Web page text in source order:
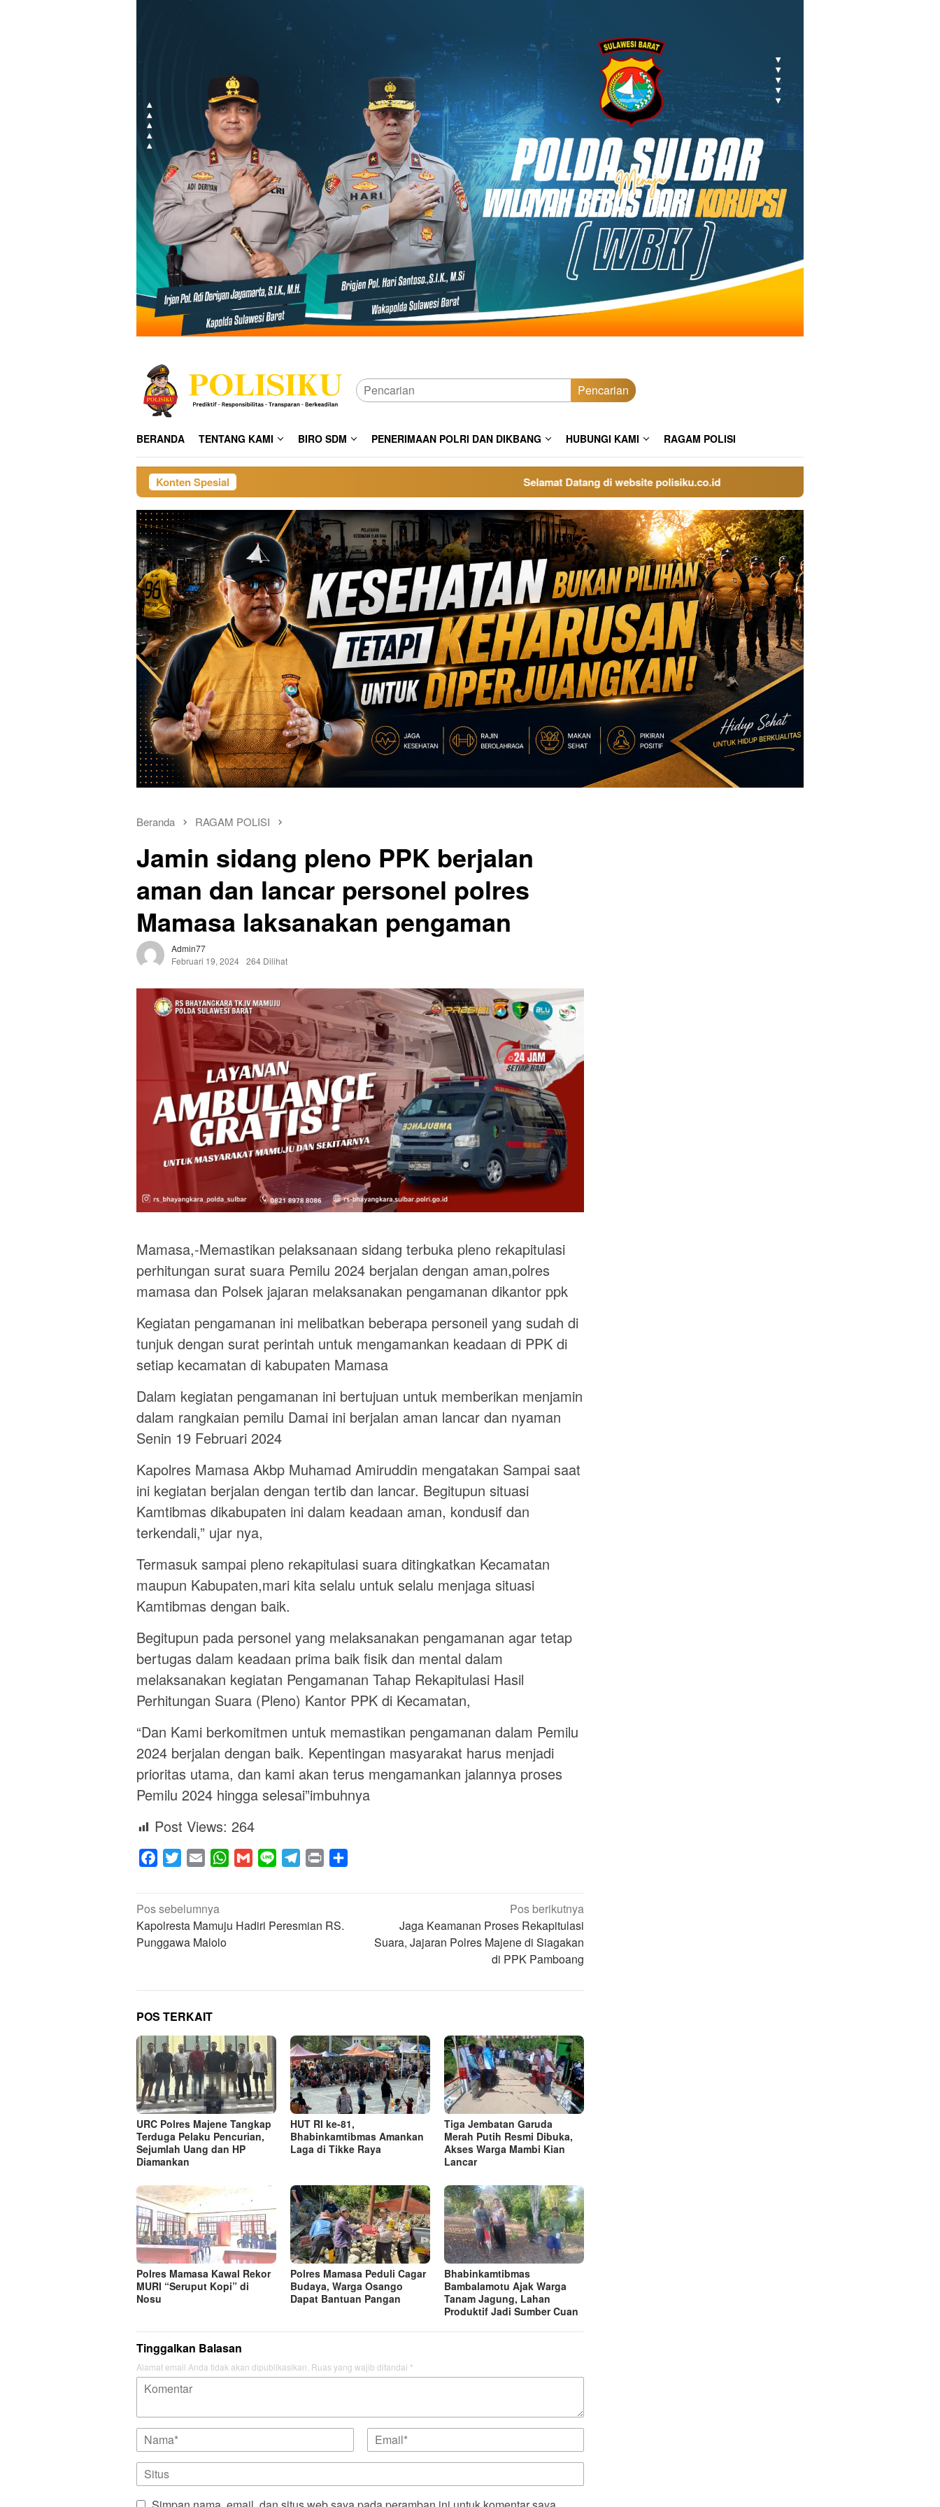
Pencarian
BERANDA TENTANG KAMI BIRO SDM PENERIMAAN POLRI DAN DIKBANG HUBUNGI KAMI RAGAM POLISI
Konten Spesial Selamat Datang di website polisiku.co.id
Beranda RAGAM POLISI
Jamin sidang pleno PPK berjalan
aman dan lancar personel polres
Mamasa laksanakan pengaman
Admin77
Februari 19, 2024 264 Dilihat
Mamasa,-Memastikan pelaksanaan sidang terbuka pleno rekapitulasi
perhitungan surat suara Pemilu 2024 berjalan dengan aman,polres
mamasa dan Polsek jajaran melaksanakan pengamanan dikantor ppk
Kegiatan pengamanan ini melibatkan beberapa personeil yang sudah di
tunjuk dengan surat perintah untuk mengamankan keadaan di PPK di
setiap kecamatan di kabupaten Mamasa
Dalam kegiatan pengamanan ini bertujuan untuk memberikan menjamin
dalam rangkaian pemilu Damai ini berjalan aman lancar dan nyaman
Senin 19 Februari 2024
Kapolres Mamasa Akbp Muhamad Amiruddin mengatakan Sampai saat
ini kegiatan berjalan dengan tertib dan lancar. Begitupun situasi
Kamtibmas dikabupaten ini dalam keadaan aman, kondusif dan
terkendali,” ujar nya,
Termasuk sampai pleno rekapitulasi suara ditingkatkan Kecamatan
maupun Kabupaten,mari kita selalu untuk selalu menjaga situasi
Kamtibmas dengan baik.
Begitupun pada personel yang melaksanakan pengamanan agar tetap
bertugas dalam keadaan prima baik fisik dan mental dalam
melaksanakan kegiatan Pengamanan Tahap Rekapitulasi Hasil
Perhitungan Suara (Pleno) Kantor PPK di Kecamatan,
“Dan Kami berkomitmen untuk memastikan pengamanan dalam Pemilu
2024 berjalan dengan baik. Kepentingan masyarakat harus menjadi
prioritas utama, dan kami akan terus mengamankan jalannya proses
Pemilu 2024 hingga selesai”imbuhnya
Post Views: 264
Facebook
Twitter Email WhatsApp
Gmail Line Telegram
Print
Navigasi
pos
Pos sebelumnya
Kapolresta Mamuju Hadiri Peresmian RS.
Punggawa Malolo
Pos berikutnya
Jaga Keamanan Proses Rekapitulasi
Suara, Jajaran Polres Majene di Siagakan
di PPK Pamboang
POS TERKAIT
URC Polres Majene Tangkap
Terduga Pelaku Pencurian,
Sejumlah Uang dan HP
Diamankan
HUT RI ke-81,
Bhabinkamtibmas Amankan
Laga di Tikke Raya
Tiga Jembatan Garuda
Merah Putih Resmi Dibuka,
Akses Warga Mambi Kian
Lancar
Polres Mamasa Kawal Rekor
MURI “Seruput Kopi” di
Nosu
Polres Mamasa Peduli Cagar
Budaya, Warga Osango
Dapat Bantuan Pangan
Bhabinkamtibmas
Bambalamotu Ajak Warga
Tanam Jagung, Lahan
Produktif Jadi Sumber Cuan
Tinggalkan Balasan
Alamat email Anda tidak akan dipublikasikan. Ruas yang wajib ditandai *